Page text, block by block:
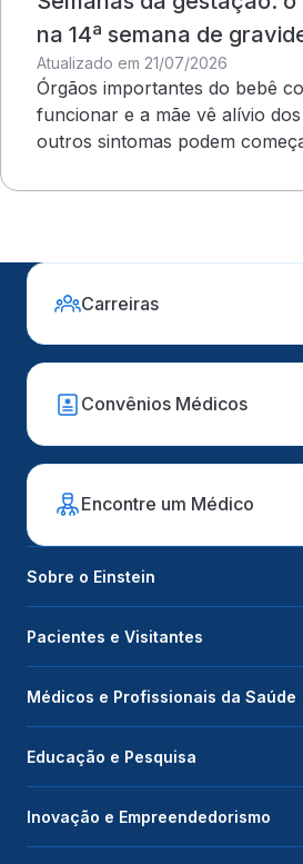
na 14ª semana de
Atualizado em 21/07/2026
Órgãos importantes do bebê
funcionar e a mãe vê alívio
outros sintomas podem
Carreiras
Convênios Médicos
Encontre um Médico
Sobre o Einstein
Pacientes e Visitantes
Médicos e Profissionais da Saúde
Educação e Pesquisa
Inovação e Empreendedorismo